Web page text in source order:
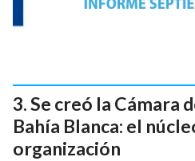
Se creó la Cámara
Bahía Blanca: el
organización